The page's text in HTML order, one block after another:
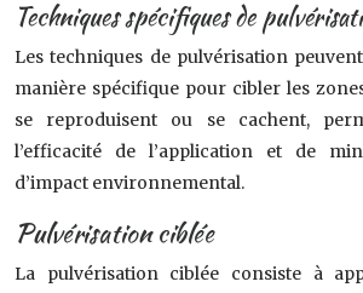
Techniques spécifiques de
Les techniques de pulvérisation
manière spécifique pour cibler les
se reproduisent ou se cachent,
l’efficacité de l’application et de
d’impact environnemental.
Pulvérisation ciblée
La pulvérisation ciblée consiste à